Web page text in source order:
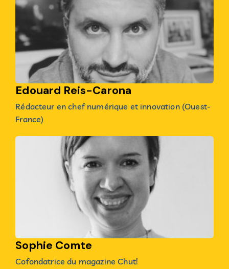
Edouard Reis-Carona
Rédacteur en chef numérique et innovation (Ouest-
France)
Sophie Comte
Cofondatrice du magazine Chut!